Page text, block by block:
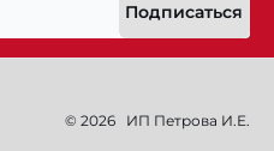
Подписаться
© 2026 ИП Петрова И.Е.